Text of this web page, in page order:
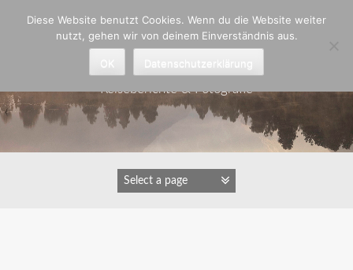
Astrid Padberg
Reiseberichte & Fotografie
Diese Website benutzt Cookies. Wenn du die Website weiter
nutzt, gehen wir von deinem Einverständnis aus.